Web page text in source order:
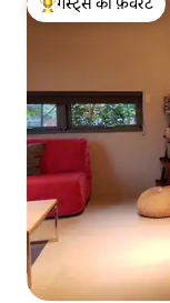
गेस्ट्स का टॉप फ़ेवरेट